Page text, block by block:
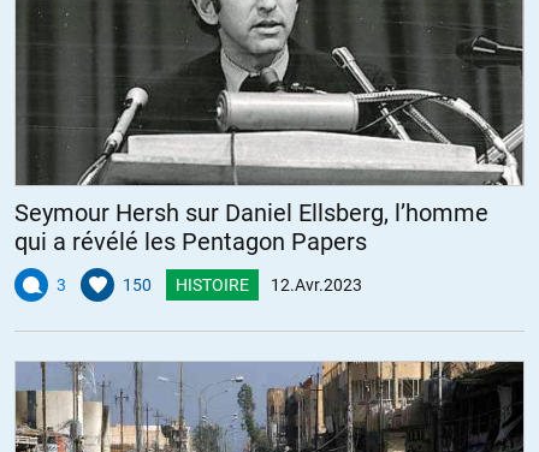
Seymour Hersh sur Daniel Ellsberg, l’homme
qui a révélé les Pentagon Papers
3 150 HISTOIRE 12.Avr.2023